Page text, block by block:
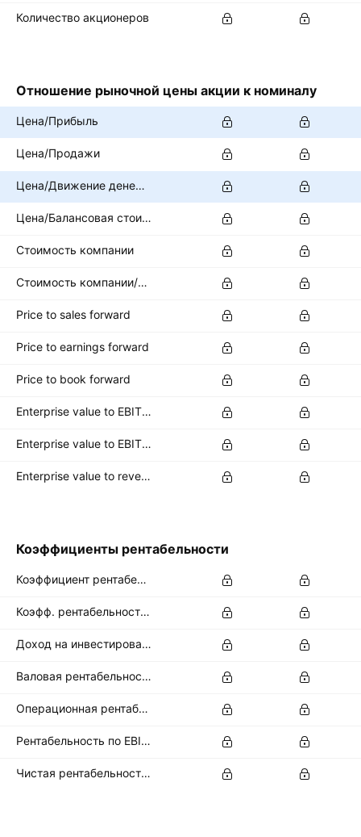
Количество акционеров
Отношение рыночной цены акции к номиналу
Цена/Прибыль
Цена/Продажи
Цена/Движение денежных средств
Цена/Балансовая стоимость
Стоимость компании
Стоимость компании/EBITDA
Price to sales forward
Price to earnings forward
Price to book forward
Enterprise value to EBITDA forward
Enterprise value to EBIT forward
Enterprise value to revenue forward
Коэффициенты рентабельности
Коэффициент рентабельности активов, %
Коэфф. рентабельности собственного капитала, %
Доход на инвестированный капитал, %
Валовая рентабельность %
Операционная рентабельность %
Рентабельность по EBITDA %
Чистая рентабельность, %